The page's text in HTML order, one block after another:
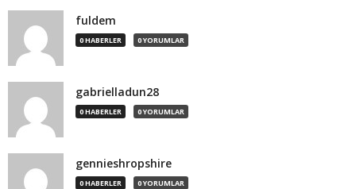
fuldem
0 HABERLER 0 YORUMLAR
gabrielladun28
0 HABERLER 0 YORUMLAR
gennieshropshire
0 HABERLER 0 YORUMLAR